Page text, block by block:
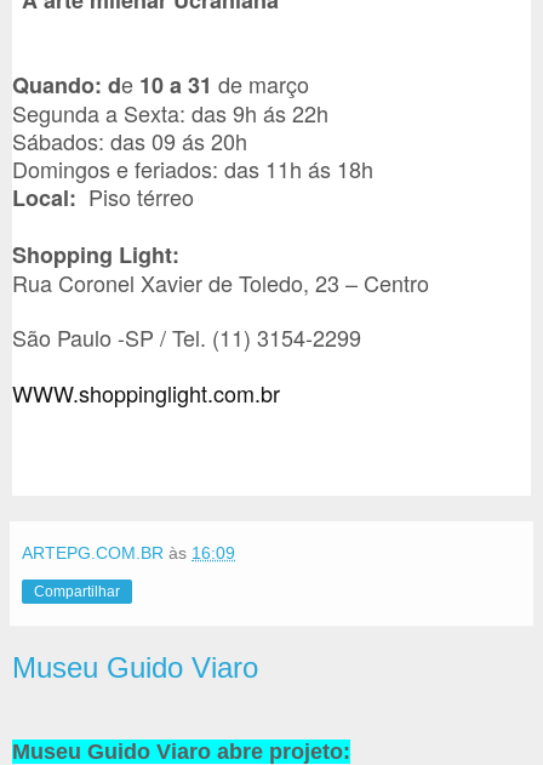
Quando: de 10 a 31 de março
Segunda a Sexta: das 9h ás 22h
Sábados: das 09 ás 20h
Domingos e feriados: das 11h ás 18h
Local: Piso térreo
Shopping Light:
Rua Coronel Xavier de Toledo, 23 – Centro
São Paulo -SP / Tel. (11) 3154-2299
WWW.shoppinglight.com.br
ARTEPG.COM.BR às 16:09
Compartilhar
Museu Guido Viaro
Museu Guido Viaro abre projeto: